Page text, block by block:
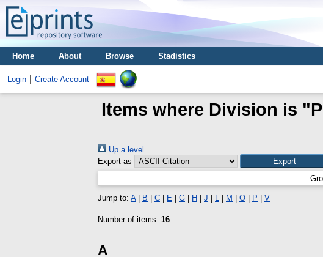
Home About Browse Stadistics
Login Create Account
Items where Division is
Up a level
Export as
Jump to: A| B C E G H J L M O P V
Number of items: 16.
A